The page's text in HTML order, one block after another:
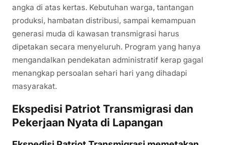
angka di atas kertas. Kebutuhan warga, tantangan
produksi, hambatan distribusi, sampai kemampuan
generasi muda di kawasan transmigrasi harus
dipetakan secara menyeluruh. Program yang hanya
mengandalkan pendekatan administratif kerap gagal
menangkap persoalan sehari hari yang dihadapi
masyarakat.
Ekspedisi Patriot Transmigrasi dan
Pekerjaan Nyata di Lapangan